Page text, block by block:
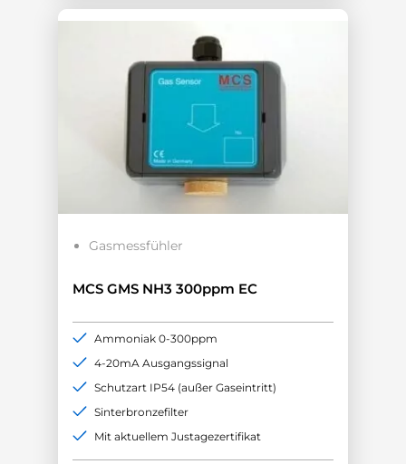
Gasmessfühler
MCS GMS NH3 300ppm EC
Ammoniak 0-300ppm
4-20mA Ausgangssignal
Schutzart IP54 (außer Gaseintritt)
Sinterbronzefilter
Mit aktuellem Justagezertifikat